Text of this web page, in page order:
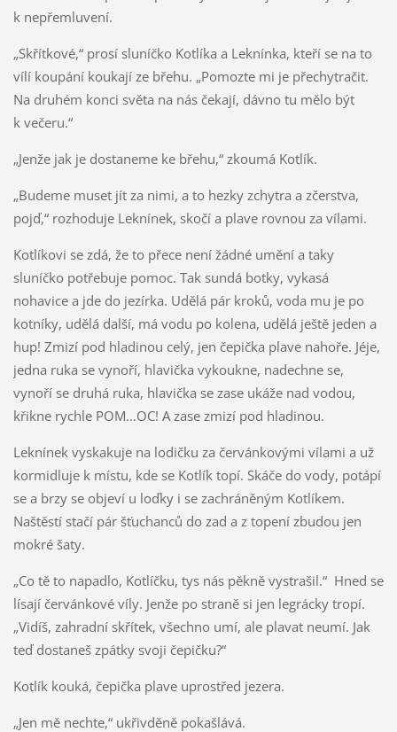
k nepřemluvení.
„Skřítkové,“ prosí sluníčko Kotlíka a Leknínka, kteří se na to
vílí koupání koukají ze břehu. „Pomozte mi je přechytračit.
Na druhém konci světa na nás čekají, dávno tu mělo být
k večeru.“
„Jenže jak je dostaneme ke břehu,“ zkoumá Kotlík.
„Budeme muset jít za nimi, a to hezky zchytra a zčerstva,
pojď,“ rozhoduje Leknínek, skočí a plave rovnou za vílami.
Kotlíkovi se zdá, že to přece není žádné umění a taky
sluníčko potřebuje pomoc. Tak sundá botky, vykasá
nohavice a jde do jezírka. Udělá pár kroků, voda mu je po
kotníky, udělá další, má vodu po kolena, udělá ještě jeden a
hup! Zmizí pod hladinou celý, jen čepička plave nahoře. Jéje,
jedna ruka se vynoří, hlavička vykoukne, nadechne se,
vynoří se druhá ruka, hlavička se zase ukáže nad vodou,
křikne rychle POM…OC! A zase zmizí pod hladinou.
Leknínek vyskakuje na lodičku za červánkovými vílami a už
kormidluje k místu, kde se Kotlík topí. Skáče do vody, potápí
se a brzy se objeví u loďky i se zachráněným Kotlíkem.
Naštěstí stačí pár šťuchanců do zad a z topení zbudou jen
mokré šaty.
„Co tě to napadlo, Kotlíčku, tys nás pěkně vystrašil.“ Hned se
lísají červánkové víly. Jenže po straně si jen legrácky tropí.
„Vidíš, zahradní skřítek, všechno umí, ale plavat neumí. Jak
teď dostaneš zpátky svoji čepičku?“
Kotlík kouká, čepička plave uprostřed jezera.
„Jen mě nechte,“ ukřivděně pokašlává.